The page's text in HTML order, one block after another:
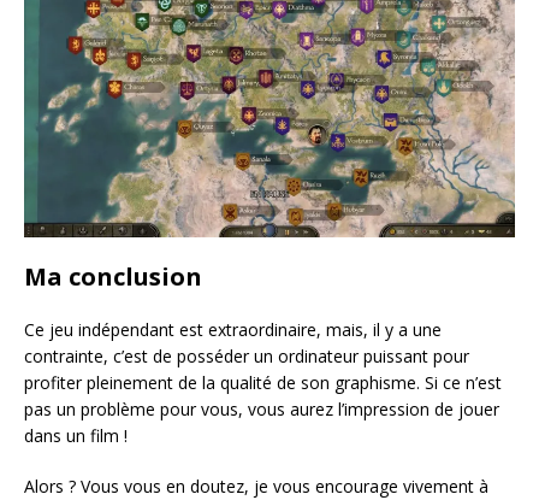
Ma conclusion
Ce jeu indépendant est extraordinaire, mais, il y a une
contrainte, c’est de posséder un ordinateur puissant pour
profiter pleinement de la qualité de son graphisme. Si ce n’est
pas un problème pour vous, vous aurez l’impression de jouer
dans un film !
Alors ? Vous vous en doutez, je vous encourage vivement à